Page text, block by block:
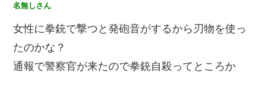
名無しさん
女性に拳銃で撃つと発砲音がするから刃物を使っ
たのかな？
通報で警察官が来たので拳銃自殺ってところか